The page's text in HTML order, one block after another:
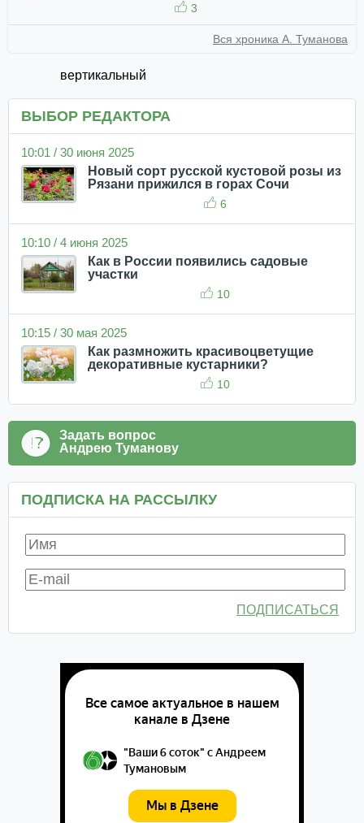
3
Вся хроника А. Туманова
вертикальный
ВЫБОР РЕДАКТОРА
10:01 / 30 июня 2025
Новый сорт русской кустовой розы из
Рязани прижился в горах Сочи
6
10:10 / 4 июня 2025
Как в России появились садовые
участки
10
10:15 / 30 мая 2025
Как размножить красивоцветущие
декоративные кустарники?
10
Задать вопрос
Андрею Туманову
ПОДПИСКА НА РАССЫЛКУ
ПОДПИСАТЬСЯ